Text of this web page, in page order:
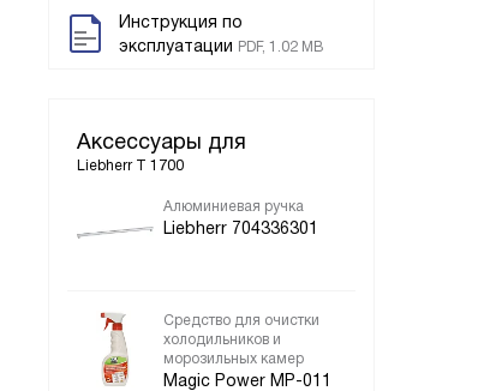
Инструкция по
эксплуатации PDF, 1.02 MB
Аксессуары для
Liebherr T 1700
Алюминиевая ручка
Liebherr 704336301
Средство для очистки
холодильников и
морозильных камер
Magic Power MP-011